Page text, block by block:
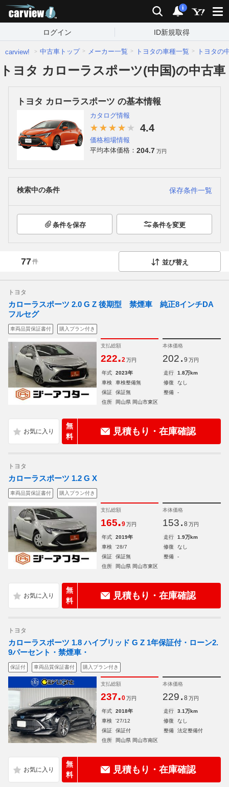
検索 通知
i
ログイン ID新規取得
carview! 中古車トップ メーカー一覧 トヨタの車種一覧 トヨタの
トヨタ カローラスポーツ(中国)の中古車
トヨタ カローラスポーツ の基本情報
カタログ情報
4.4
価格相場情報
平均本体価格： 204.7 万円
検索中の条件 保存条件一覧
条件を保存 条件を変更
77件 並び替え
トヨタ
カローラスポーツ 2.0 G Z 後期型 禁煙車 純正8インチDA
フルセグ
車両品質保証書付 購入プラン付き
支払総額
222.2 万円
本体価格
202. 9 万円
年式 2023年 走行
1.8万km
車検
車検整備無 修復
なし
保証
保証無 整備
-
住所
岡山県 岡山市東区
無
料
見積もり・在庫確認
トヨタ
カローラスポーツ 1.2 G X
車両品質保証書付 購入プラン付き
支払総額
165.9 万円
本体価格
153. 8 万円
年式 2019年 走行
1.9万km
車検
'28/7 修復
なし
保証
保証無 整備
-
住所
岡山県 岡山市東区
無
料
見積もり・在庫確認
トヨタ
カローラスポーツ 1.8 ハイブリッド G Z 1年保証付・ローン2.
9パーセント・禁煙車・
保証付 車両品質保証書付 購入プラン付き
支払総額
237.0 万円
本体価格
229. 8 万円
年式 2018年 走行
3.1万km
車検
'27/12 修復
なし
保証
保証付 整備
法定整備付
住所
岡山県 岡山市南区
無
料
見積もり・在庫確認